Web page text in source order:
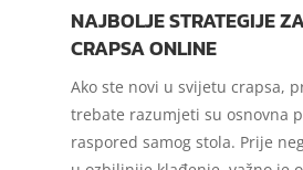
NAJBOLJE STRATEGIJE
CRAPSA ONLINE
Ako ste novi u svijetu crapsa,
trebate razumjeti su osnovna
raspored samog stola. Prije